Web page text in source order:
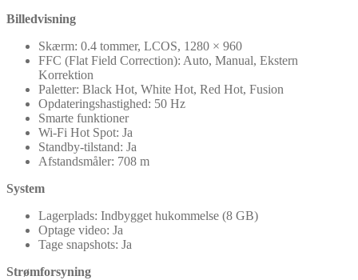
Billedvisning
Skærm: 0.4 tommer, LCOS, 1280 × 960
FFC (Flat Field Correction): Auto, Manual, Ekstern
Korrektion
Paletter: Black Hot, White Hot, Red Hot, Fusion
Opdateringshastighed: 50 Hz
Smarte funktioner
Wi-Fi Hot Spot: Ja
Standby-tilstand: Ja
Afstandsmåler: 708 m
System
Lagerplads: Indbygget hukommelse (8 GB)
Optage video: Ja
Tage snapshots: Ja
Strømforsyning